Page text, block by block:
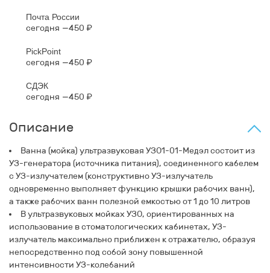
Почта России
сегодня 450 ₽
PickPoint
сегодня 450 ₽
СДЭК
сегодня 450 ₽
Описание
Ванна (мойка) ультразвуковая УЗО1-01-Медэл состоит из
УЗ-генератора (источника питания), соединенного кабелем
с УЗ-излучателем (конструктивно УЗ-излучатель
одновременно выполняет функцию крышки рабочих ванн),
а также рабочих ванн полезной емкостью от 1 до 10 литров
В ультразвуковых мойках УЗО, ориентированных на
использование в стоматологических кабинетах, УЗ-
излучатель максимально приближен к отражателю, образуя
непосредственно под собой зону повышенной
интенсивности УЗ-колебаний